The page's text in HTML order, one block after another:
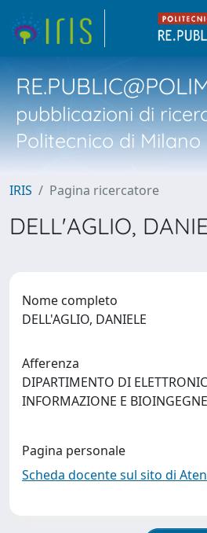
pubblicazioni di
Politecnico di Milano
IRIS Pagina ricercatore
DELL'AGLIO,
Nome completo
DELL'AGLIO, DANIELE
Afferenza
DIPARTIMENTO DI
INFORMAZIONE E
Pagina personale
Scheda docente sul sito di